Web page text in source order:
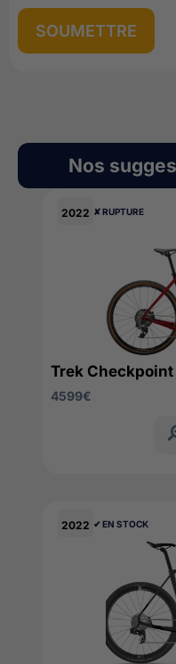
Nos
2022 ✘ RUPTURE
Trek Checkpoint
4599€
2022 ✔︎ EN STOCK